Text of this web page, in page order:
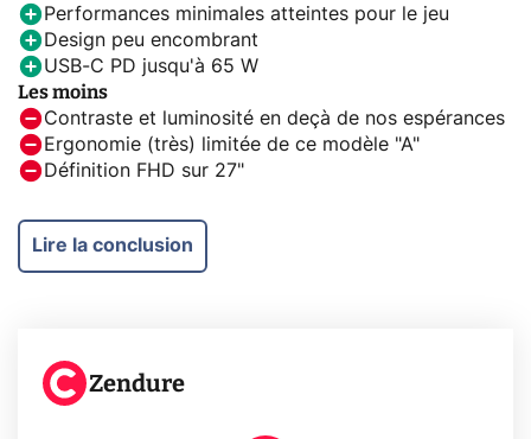
Performances minimales atteintes pour le jeu
Design peu encombrant
USB-C PD jusqu'à 65 W
Les moins
Contraste et luminosité en deçà de nos espérances
Ergonomie (très) limitée de ce modèle "A"
Définition FHD sur 27"
Lire la conclusion
Zendure